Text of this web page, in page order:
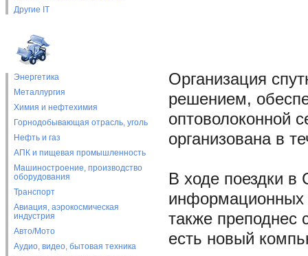
Другие IT
Энергетика
Металлургия
Химия и нефтехимия
Горнодобывающая отрасль, уголь
Нефть и газ
АПК и пищевая промышленность
Машиностроение, производство
оборудования
Транспорт
Авиация, аэрокосмическая
индустрия
Авто/Мото
Аудио, видео, бытовая техника
Организация
решением,
оптоволоконной
организована в
В ходе поездки в
информационных
также преподнес
есть новый